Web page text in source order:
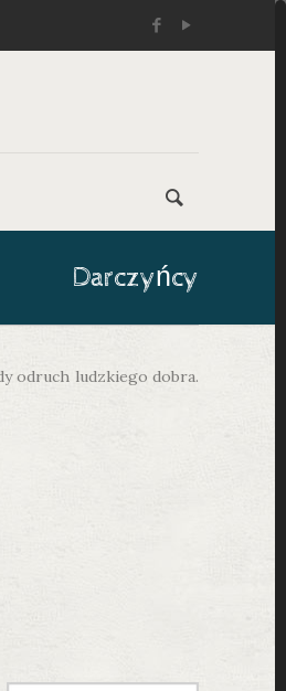
Darczyńcy
odruch ludzkiego dobra.